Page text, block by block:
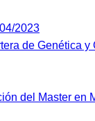
2023
de Genética
del Master en